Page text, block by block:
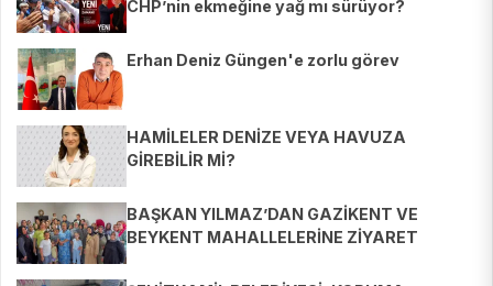
CHP’nin ekmeğine yağ mı sürüyor?
Erhan Deniz Güngen'e zorlu görev
HAMİLELER DENİZE VEYA HAVUZA
GİREBİLİR Mİ?
BAŞKAN YILMAZ’DAN GAZİKENT VE
BEYKENT MAHALLELERİNE ZİYARET